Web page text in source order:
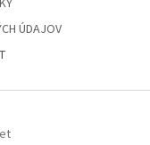
ÚDAJOV